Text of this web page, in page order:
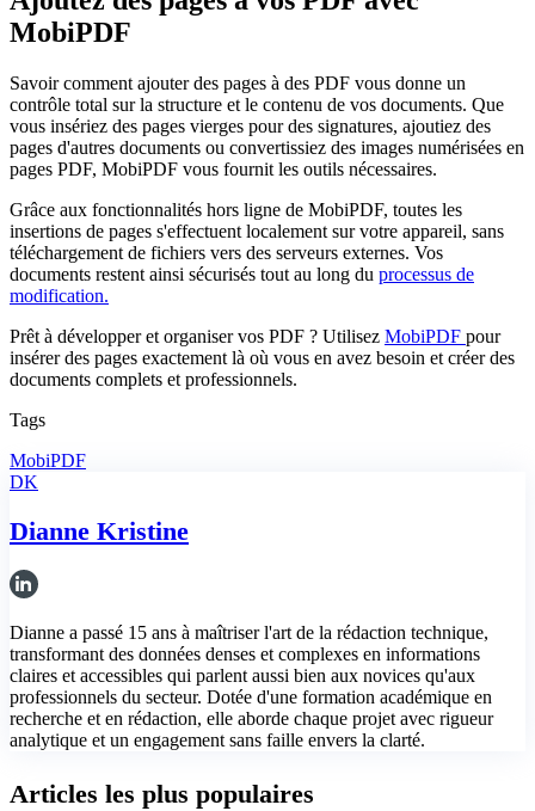
MobiPDF
Savoir comment ajouter des pages à des PDF vous donne un
contrôle total sur la structure et le contenu de vos documents. Que
vous insériez des pages vierges pour des signatures, ajoutiez des
pages d'autres documents ou convertissiez des images numérisées en
pages PDF, MobiPDF vous fournit les outils nécessaires.
Grâce aux fonctionnalités hors ligne de MobiPDF, toutes les
insertions de pages s'effectuent localement sur votre appareil, sans
téléchargement de fichiers vers des serveurs externes. Vos
documents restent ainsi sécurisés tout au long du processus de
modification.
Prêt à développer et organiser vos PDF ? Utilisez MobiPDF pour
insérer des pages exactement là où vous en avez besoin et créer des
documents complets et professionnels.
Tags
MobiPDF
DK
Dianne Kristine
Dianne a passé 15 ans à maîtriser l'art de la rédaction technique,
transformant des données denses et complexes en informations
claires et accessibles qui parlent aussi bien aux novices qu'aux
professionnels du secteur. Dotée d'une formation académique en
recherche et en rédaction, elle aborde chaque projet avec rigueur
analytique et un engagement sans faille envers la clarté.
Articles les plus populaires